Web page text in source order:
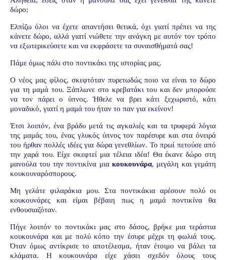
δώρο;
Ελπίζω όλοι να έχετε απαντήσει θετικά, όχι γιατί πρέπει να της
κάνετε δώρο, αλλά γιατί νιώθετε την ανάγκη με αυτόν τον τρόπο
να εξωτερικεύσετε και να εκφράσετε τα συναισθήματά σας!
Πάμε όμως πάλι στο ποντικάκι της ιστορίας μας.
Ο νέος μας φίλος, σκεφτόταν πυρετωδώς ποιο να είναι το δώρο
για τη μαμά του. Ξάπλωνε στο κρεβατάκι του και δεν μπορούσε
να τον πάρει ο ύπνος. Ήθελε να βρει κάτι ξεχωριστό, κάτι
μοναδικό, γιατί η μαμά του ήταν το παν για εκείνον!
Έτσι λοιπόν, ένα βράδυ μετά τις αγκαλιές και τα τρυφερά λόγια
της μαμάς του, ένας γλυκός ύπνος τον παρέσυρε και στα όνειρά
του ήρθαν πολλές ιδέες για δώρα γενεθλίων. Το πρωί πετούσε από
την χαρά του. Είχε σκεφτεί μια τέλεια ιδέα! Θα έκανε δώρο στη
μανούλα του την ποντικίνα μια κουκουνάρα, μεγάλη και γεμάτη
κουκουναρόσπορους.
Μη γελάτε φιλαράκια μου. Στα ποντικάκια αρέσουν πολύ οι
κουκουνάρες και είμαι βέβαιη πως η μαμά ποντικίνα θα
ενθουσιαζόταν.
Πήγε λοιπόν το ποντικάκι μας στο δάσος, βρήκε μια τεράστια
κουκουνάρα και με πολύ κόπο την έσυρε μέχρι τη φωλιά τους.
Όταν όμως αντίκρισε το αποτέλεσμα, ήταν έτοιμο να βάλει τα
κλάματα. Η κουκουνάρα είχε χάσει σχεδόν όλους τους